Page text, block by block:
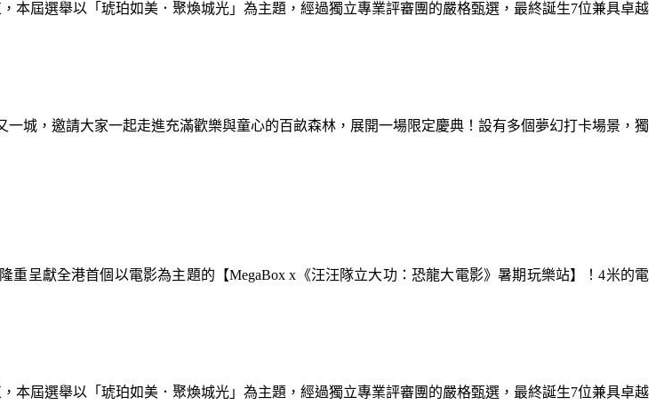
本屆選舉以「琥珀如美．聚煥城光」為主題，經過獨立專業評審團的嚴格甄選，最終誕生7位兼具卓越
重呈獻全港首個以電影為主題的【MegaBox x《汪汪隊立大功：恐龍大電影》暑期玩樂站】！4米的電
城，邀請大家一起走進充滿歡樂與童心的百畝森林，展開一場限定慶典！設有多個夢幻打卡場景，獨
本屆選舉以「琥珀如美．聚煥城光」為主題，經過獨立專業評審團的嚴格甄選，最終誕生7位兼具卓越